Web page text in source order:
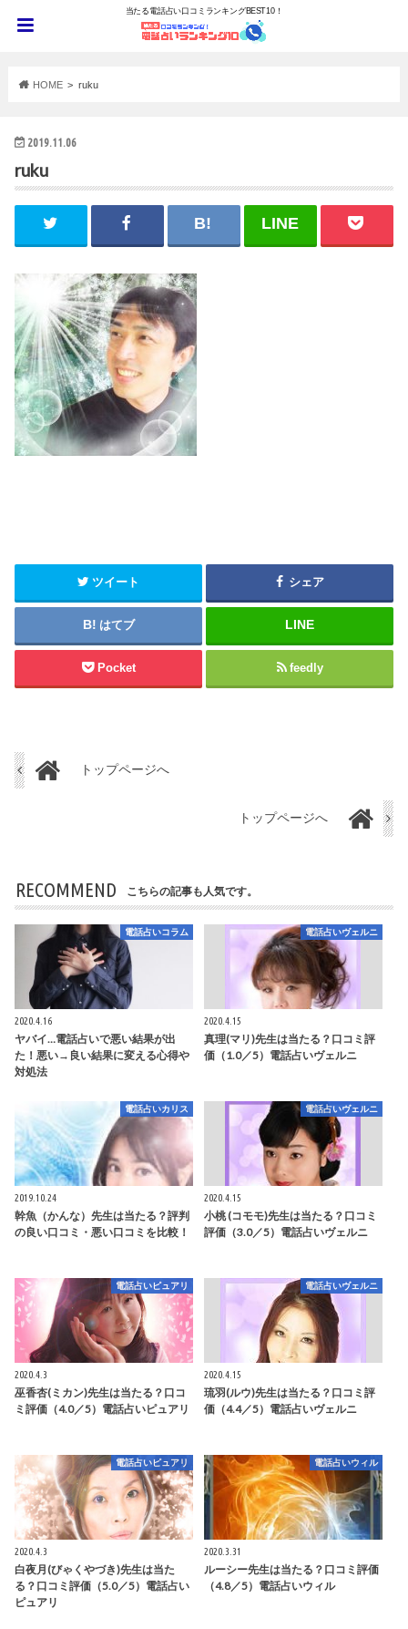
当たる電話占い口コミランキングBEST10！
HOME ruku
2019.11.06
ruku
ツイート シェア
はてブ
Pocket feedly
トップページへ
トップページへ
RECOMMEND こちらの記事も人気です。
電話占いコラム
2020.4.16
ヤバイ…電話占いで悪い結果が出
た！悪い→良い結果に変える心得や
対処法
電話占いヴェルニ
2020.4.15
真理(マリ)先生は当たる？口コミ評
価（1.0／5）電話占いヴェルニ
電話占いカリス
2019.10.24
幹魚（かんな）先生は当たる？評判
の良い口コミ・悪い口コミを比較！
電話占いヴェルニ
2020.4.15
小桃 (コモモ)先生は当たる？口コミ
評価（3.0／5）電話占いヴェルニ
電話占いピュアリ
2020.4.3
巫香杏(ミカン)先生は当たる？口コ
ミ評価（4.0／5）電話占いピュアリ
電話占いヴェルニ
2020.4.15
琉羽(ルウ)先生は当たる？口コミ評
価（4.4／5）電話占いヴェルニ
電話占いピュアリ
2020.4.3
白夜月(びゃくやづき)先生は当た
る？口コミ評価（5.0／5）電話占い
ピュアリ
電話占いウィル
2020.3.31
ルーシー先生は当たる？口コミ評価
（4.8／5）電話占いウィル